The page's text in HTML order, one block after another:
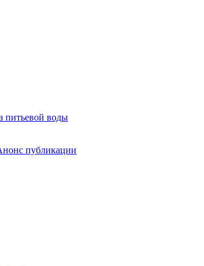
питьевой воды
публикации